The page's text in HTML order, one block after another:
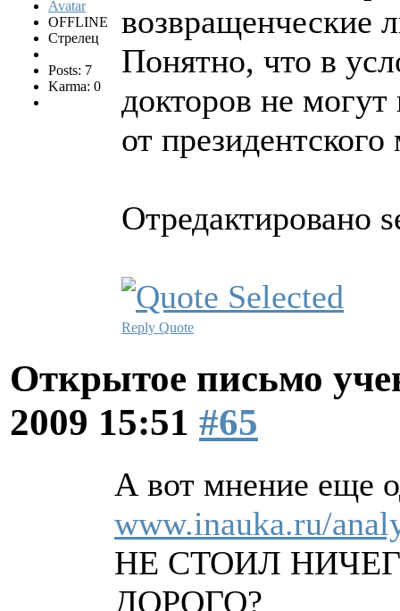
OFFLINE
Стрелец
Posts: 7
Karma: 0
возвращенческие
Понятно, что в
докторов не
от президентского
Отредактировано
Reply Quote
Открытое письмо
2009 15:51 #65
А вот мнение еще
www.inauka.ru/
НЕ СТОИЛ
ДОРОГО?